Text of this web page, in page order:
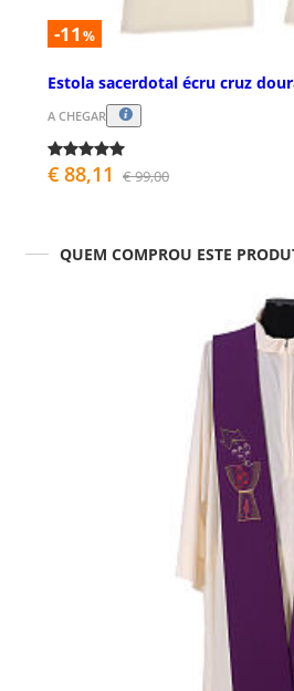
-11 %
Estola sacerdotal écru cruz
A CHEGAR
€ 88,11 € 99,00
QUEM COMPROU ESTE